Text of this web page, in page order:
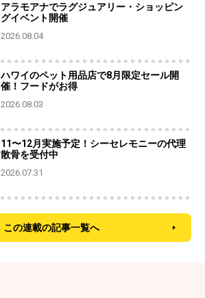
アラモアナでラグジュアリー・ショッピン
グイベント開催
2026.08.04
ハワイのペット用品店で8月限定セール開
催！フードがお得
2026.08.03
11〜12月実施予定！シーセレモニーの代理
散骨を受付中
2026.07.31
この連載の記事一覧へ